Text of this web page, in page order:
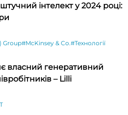
інтелект у 2024 році:
Group#McKinsey & Co.#Технології
власний генеративний
– Lilli